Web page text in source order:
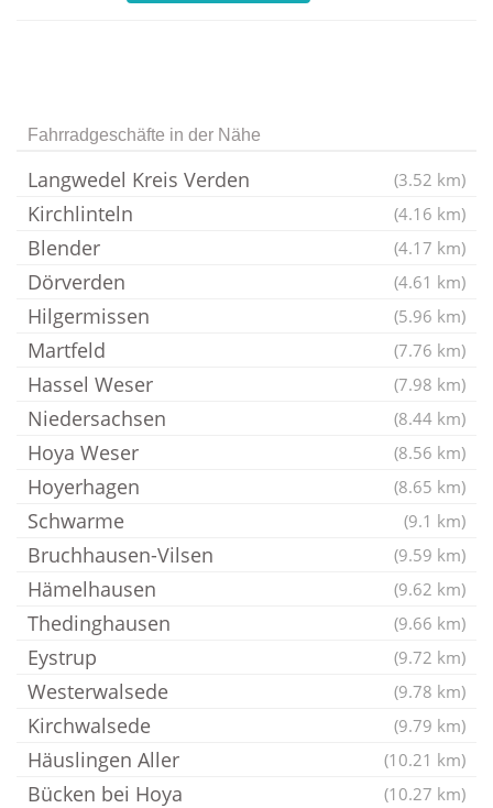
Fahrradgeschäfte in der Nähe
Langwedel Kreis Verden (3.52 km)
Kirchlinteln (4.16 km)
Blender (4.17 km)
Dörverden (4.61 km)
Hilgermissen (5.96 km)
Martfeld (7.76 km)
Hassel Weser (7.98 km)
Niedersachsen (8.44 km)
Hoya Weser (8.56 km)
Hoyerhagen (8.65 km)
Schwarme (9.1 km)
Bruchhausen-Vilsen (9.59 km)
Hämelhausen (9.62 km)
Thedinghausen (9.66 km)
Eystrup (9.72 km)
Westerwalsede (9.78 km)
Kirchwalsede (9.79 km)
Häuslingen Aller (10.21 km)
Bücken bei Hoya (10.27 km)